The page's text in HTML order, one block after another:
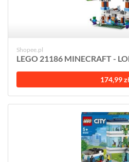
Shopee.pl
LEGO 21186 MINECRAFT -
174,99